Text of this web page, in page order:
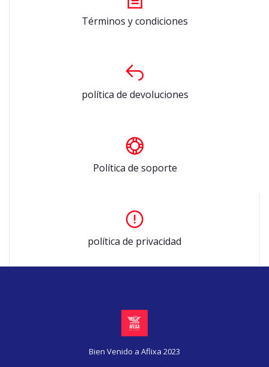
Términos y condiciones
política de devoluciones
Política de soporte
política de privacidad
Bien Venido a Aflixa 2023